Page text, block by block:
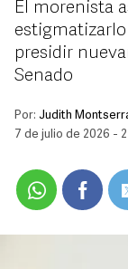
El morenista
presidir
Senado
Por: Judith
7 de julio de 2026 -